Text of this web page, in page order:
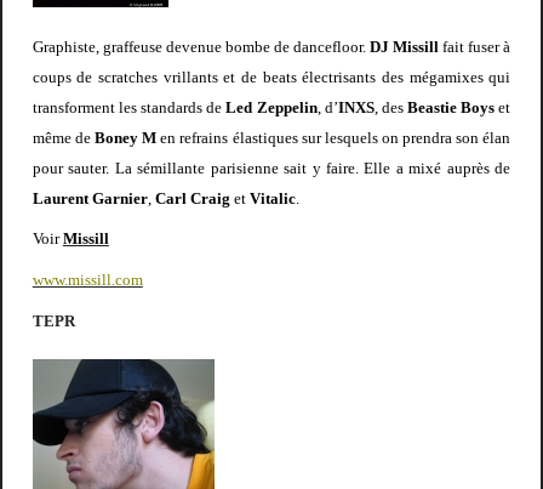
Graphiste, graffeuse devenue bombe de dancefloor. DJ Missill fait fuser à
coups de scratches vrillants et de beats électrisants des mégamixes qui
transforment les standards de Led Zeppelin, d’INXS, des Beastie Boys et
même de Boney M en refrains élastiques sur lesquels on prendra son élan
pour sauter. La sémillante parisienne sait y faire. Elle a mixé auprès de
Laurent Garnier, Carl Craig et Vitalic.
Voir Missill
www.missill.com
TEPR